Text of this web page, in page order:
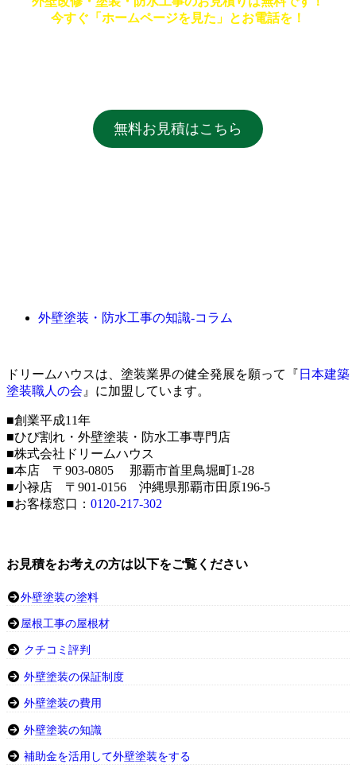
今すぐ「ホームページを見た」とお電話を！
無料お見積はこちら
外壁塗装・防水工事の知識‐コラム
ドリームハウスは、塗装業界の健全発展を願って『 日本建築
塗装職人の会 』に加盟しています。
■創業平成11年
■ひび割れ・外壁塗装・防水工事専門店
■株式会社ドリームハウス
■本店 〒903-0805 那覇市首里鳥堀町1-28
■小禄店 〒901-0156 沖縄県那覇市田原196-5
■お客様窓口： 0120-217-302
お見積をお考えの方は以下をご覧ください
外壁塗装の塗料
屋根工事の屋根材
クチコミ評判
外壁塗装の保証制度
外壁塗装の費用
外壁塗装の知識
補助金を活用して外壁塗装をする